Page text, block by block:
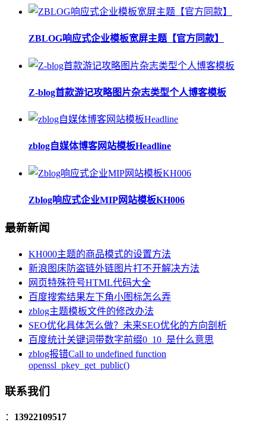
ZBLOG响应式企业模板宽屏主题【官方同款】
Z-blog首款游记攻略图片杂志类型个人博客模板
zblog自媒体博客网站模板Headline
Zblog响应式企业MIP网站模板KH006
最新新闻
KH000主题的商品模式的设置方法
新浪图床防盗链外链图片打不开解决方法
网页特殊符号HTML代码大全
百度搜索结果左下角小图标怎么弄
zblog主题模板文件的修改办法
SEO优化具体怎么做？未来SEO优化的方向剖析
百度统计关键词带数字前缀0_10_是什么意思
zblog报错Call to undefined function
openssl_pkey_get_public()
联系我们
： 13922109517